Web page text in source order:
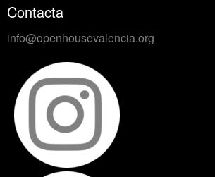
Contacta
info@openhousevalencia.org